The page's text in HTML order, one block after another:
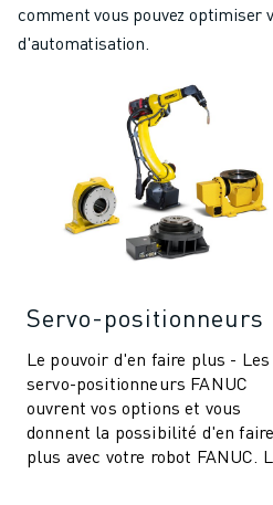
comment vous pouvez optimiser
d'automatisation.
Servo-positionneurs
Le pouvoir d'en faire plus - Les
servo-positionneurs FANUC
ouvrent vos options et vous
donnent la possibilité d'en faire
plus avec votre robot FANUC.